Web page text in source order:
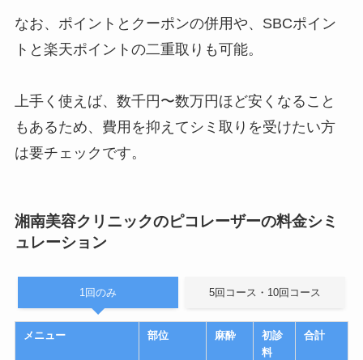
なお、ポイントとクーポンの併用や、SBCポイン
トと楽天ポイントの二重取りも可能。
上手く使えば、数千円〜数万円ほど安くなること
もあるため、費用を抑えてシミ取りを受けたい方
は要チェックです。
湘南美容クリニックのピコレーザーの料金シミ
ュレーション
1回のみ 5回コース・10回コース
メニュー 部位 麻酔
初診
料
合計